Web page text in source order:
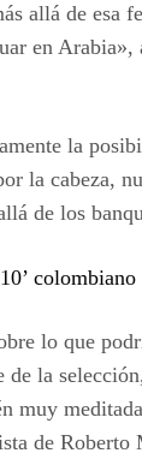
allá de esa
en
la
la cabeza,
de los
colombiano
lo que
la
muy
de